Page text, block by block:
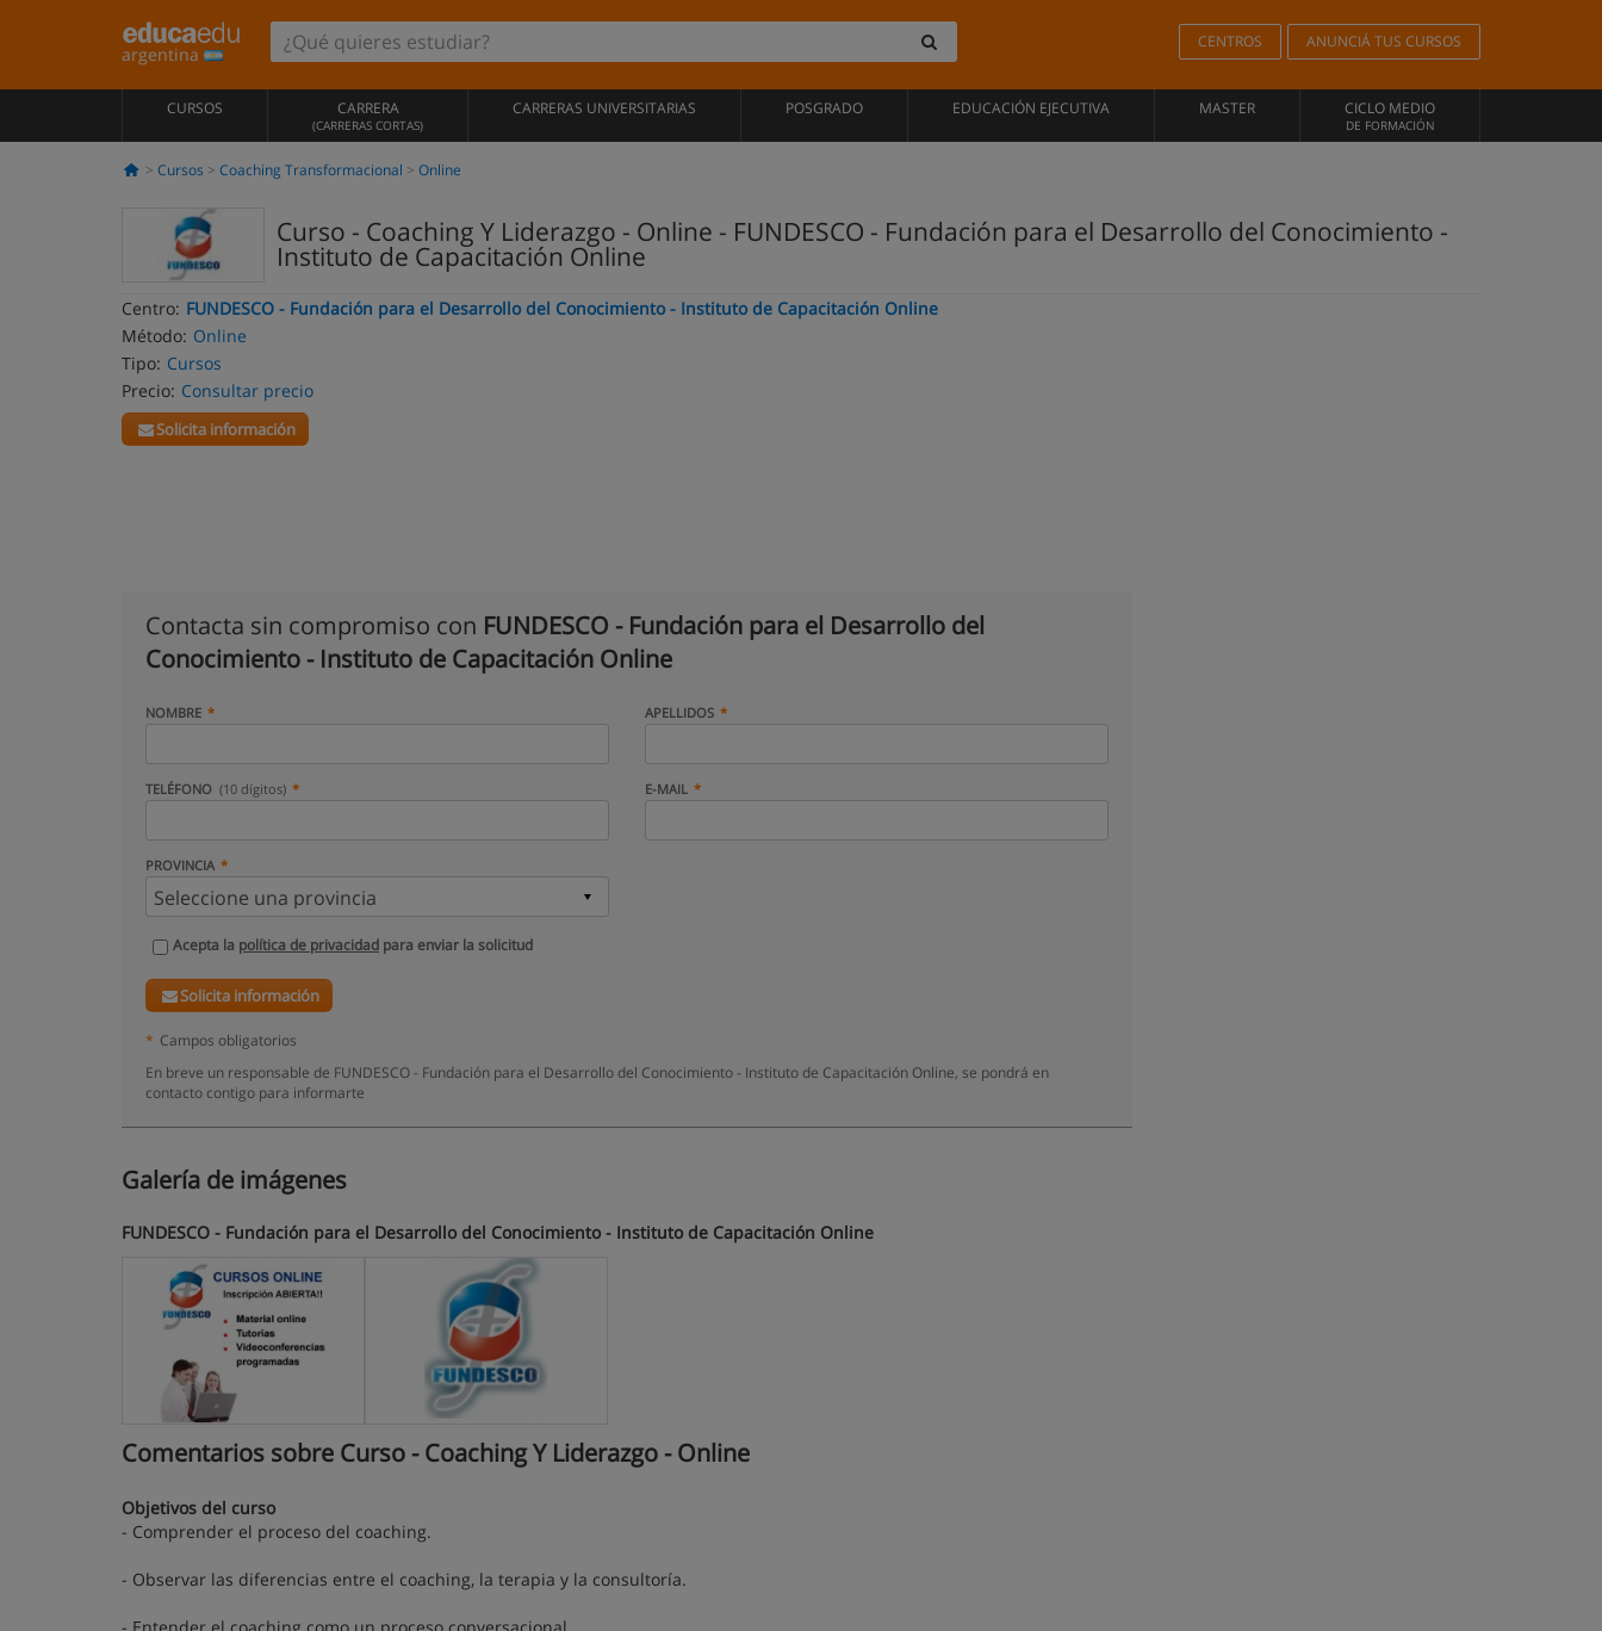
argentina
CENTROS ANUNCIÁ TUS CURSOS
CURSOS CARRERA
(CARRERAS CORTAS)
CARRERAS UNIVERSITARIAS POSGRADO EDUCACIÓN EJECUTIVA MASTER CICLO MEDIO
DE FORMACIÓN
Cursos Coaching Transformacional Online
Curso - Coaching Y Liderazgo - Online - FUNDESCO - Fundación para el Desarrollo del Conocimiento -
Instituto de Capacitación Online
Centro: FUNDESCO - Fundación para el Desarrollo del Conocimiento - Instituto de Capacitación Online
Método: Online
Tipo: Cursos
Precio: Consultar precio
Solicita información
Contacta sin compromiso con FUNDESCO - Fundación para el Desarrollo del
Conocimiento - Instituto de Capacitación Online
NOMBRE APELLIDOS
TELÉFONO (10 dígitos) E-MAIL
PROVINCIA
Acepta la política de privacidad para enviar la solicitud
Solicita información
* Campos obligatorios
En breve un responsable de FUNDESCO - Fundación para el Desarrollo del Conocimiento - Instituto de Capacitación Online, se pondrá en
contacto contigo para informarte
Galería de imágenes
FUNDESCO - Fundación para el Desarrollo del Conocimiento - Instituto de Capacitación Online
Comentarios sobre Curso - Coaching Y Liderazgo - Online
Objetivos del curso
- Comprender el proceso del coaching.
- Observar las diferencias entre el coaching, la terapia y la consultoría.
- Entender el coaching como un proceso conversacional.